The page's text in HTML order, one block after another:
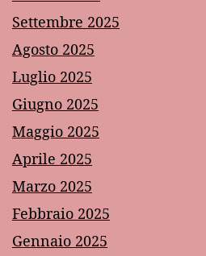
Settembre 2025
Agosto 2025
Luglio 2025
Giugno 2025
Maggio 2025
Aprile 2025
Marzo 2025
Febbraio 2025
Gennaio 2025